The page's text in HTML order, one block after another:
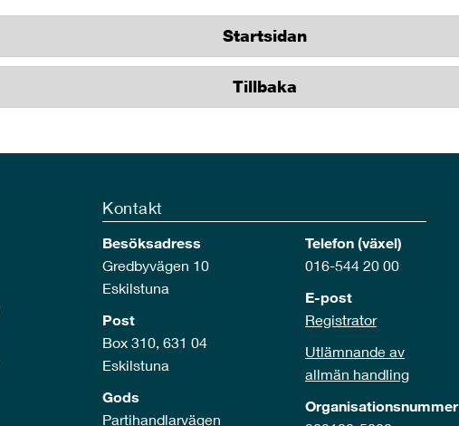
Startsidan
Tillbaka
Kontakt
Besöksadress
Gredbyvägen 10
Eskilstuna
Post
Box 310, 631 04
Eskilstuna
Gods
Partihandlarvägen
Telefon (växel)
016-544 20 00
E-post
Registrator
Utlämnande av
allmän handling
Organisationsnummer